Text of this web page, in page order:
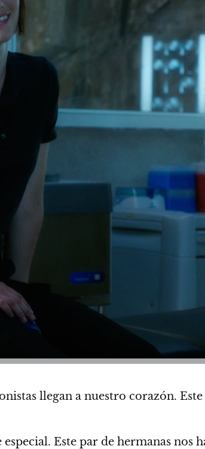
llegan a nuestro corazón.
especial. Este par de hermanas nos